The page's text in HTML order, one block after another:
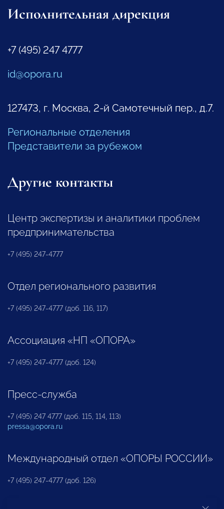
Исполнительная дирекция
+7 (495) 247 4777
id@opora.ru
127473, г. Москва, 2-й Самотечный пер., д.7.
Региональные отделения
Представители за рубежом
Другие контакты
Центр экспертизы и аналитики проблем
предпринимательства
+7 (495) 247-4777
Отдел регионального развития
+7 (495) 247-4777 (доб. 116, 117)
Ассоциация «НП «ОПОРА»
+7 (495) 247-4777 (доб. 124)
Пресс-служба
+7 (495) 247 4777 (доб. 115, 114, 113)
pressa@opora.ru
Международный отдел «ОПОРЫ РОССИИ»
+7 (495) 247-4777 (доб. 126)